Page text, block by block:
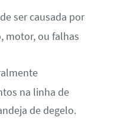
ser causada por
motor, ou falhas
na linha de
de degelo.